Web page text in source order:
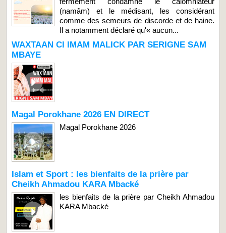
(namâm) et le médisant, les considérant
comme des semeurs de discorde et de haine.
Il a notamment déclaré qu'« aucun...
WAXTAAN CI IMAM MALICK PAR SERIGNE SAM
MBAYE
Magal Porokhane 2026 EN DIRECT
Magal Porokhane 2026
Islam et Sport : les bienfaits de la prière par
Cheikh Ahmadou KARA Mbacké
les bienfaits de la prière par Cheikh Ahmadou
KARA Mbacké